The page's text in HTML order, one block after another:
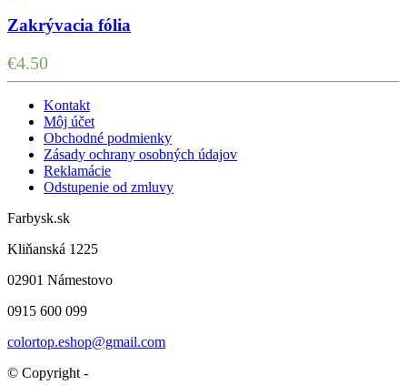
Zakrývacia fólia
€4.50
Kontakt
Môj účet
Obchodné podmienky
Zásady ochrany osobných údajov
Reklamácie
Odstupenie od zmluvy
Farbysk.sk
Kliňanská 1225
02901 Námestovo
0915 600 099
colortop.eshop@gmail.com
© Copyright -